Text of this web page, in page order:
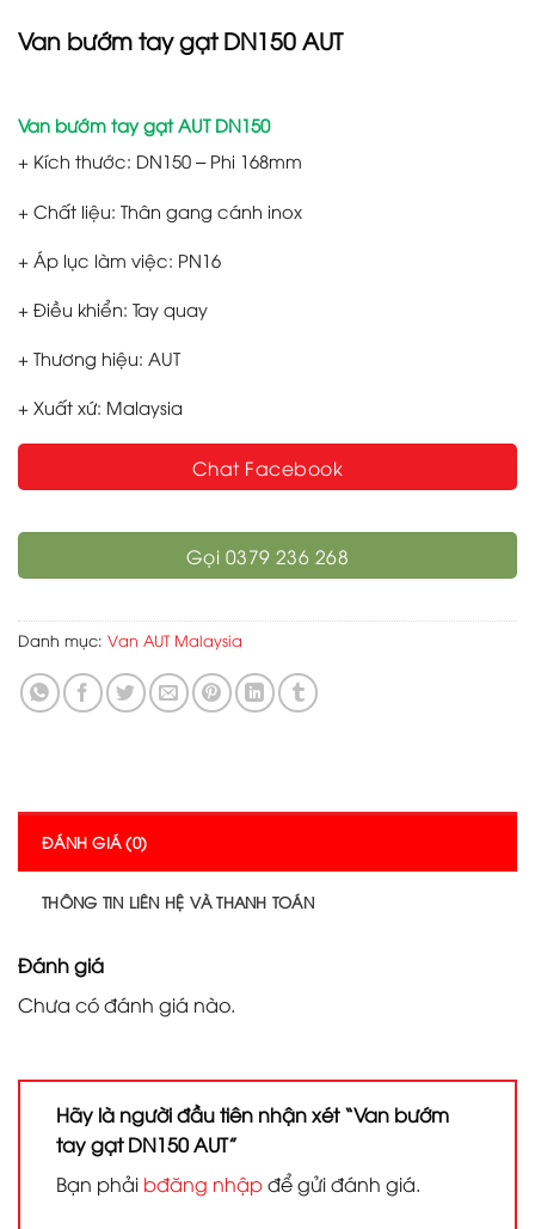
Van bướm tay gạt DN150 AUT
Van bướm tay gạt AUT DN150
+ Kích thước: DN150 – Phi 168mm
+ Chất liệu: Thân gang cánh inox
+ Áp lục làm việc: PN16
+ Điều khiển: Tay quay
+ Thương hiệu: AUT
+ Xuất xứ: Malaysia
Chat Facebook
Gọi 0379 236 268
Danh mục: Van AUT Malaysia
ĐÁNH GIÁ (0)
THÔNG TIN LIÊN HỆ VÀ THANH TOÁN
Đánh giá
Chưa có đánh giá nào.
Hãy là người đầu tiên nhận xét “Van bướm
tay gạt DN150 AUT”
Bạn phải bđăng nhậpđể gửi đánh giá.